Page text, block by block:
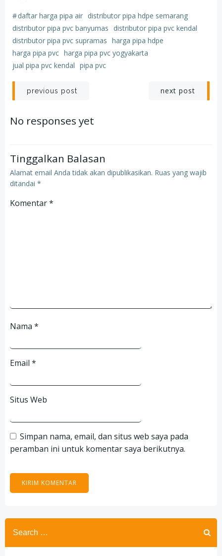
#daftar harga pipa air distributor pipa hdpe semarang
distributor pipa pvc banyumas
distributor pipa pvc kendal
distributor pipa pvc supramas harga pipa hdpe
harga pipa pvc harga pipa pvc yogyakarta
jual pipa pvc kendal pipa pvc
Post
navigation
previous post next post
No responses yet
Tinggalkan Balasan
Alamat email Anda tidak akan dipublikasikan. Ruas yang wajib
ditandai *
Komentar*
Nama *
Email *
Situs Web
Simpan nama, email, dan situs web saya pada
peramban ini untuk komentar saya berikutnya.
Search
for: